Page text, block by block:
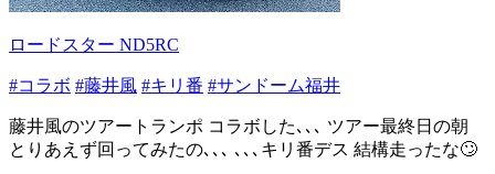
ロードスター ND5RC
#コラボ #藤井風 #キリ番 #サンドーム福井
藤井風のツアートランポ コラボした､､､ ツアー最終日の朝
とりあえず回ってみたの､､､ ､､､キリ番デス 結構走ったな🙄